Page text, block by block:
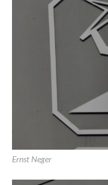
Ernst Neger